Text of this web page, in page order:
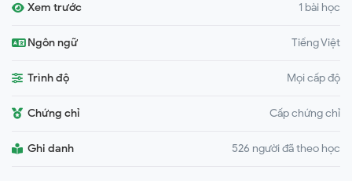
Xem trước 1 bài học
Ngôn ngữ Tiếng Việt
Trình độ Mọi cấp độ
Chứng chỉ Cấp chứng chỉ
Ghi danh 526 người đã theo học